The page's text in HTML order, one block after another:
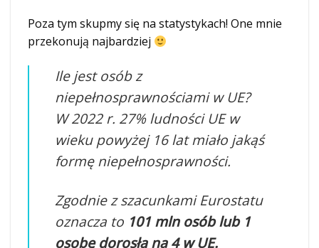
Poza tym skupmy się na statystykach! One mnie
przekonują najbardziej
Ile jest osób z
niepełnosprawnościami w UE?
W 2022 r. 27% ludności UE w
wieku powyżej 16 lat miało jakąś
formę niepełnosprawności.
Zgodnie z szacunkami Eurostatu
oznacza to 101 mln osób lub 1
osobę dorosłą na 4 w UE.